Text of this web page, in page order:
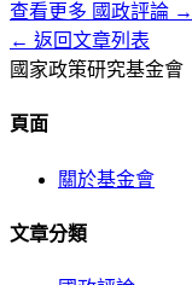
查看更多 國政評論 →
← 返回文章列表
國家政策研究基金會
頁面
關於基金會
文章分類